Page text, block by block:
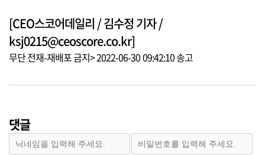
[CEO스코어데일리 / 김수정 기자 /
ksj0215@ceoscore.co.kr]
무단 전재-재배포 금지> 2022-06-30 09:42:10 송고
댓글